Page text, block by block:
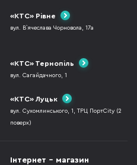
«КТС» Рівне
вул. В`ячеслава Чорновола, 17а
«КТС» Тернопіль
вул. Сагайдачного, 1
«КТС» Луцьк
вул. Сухомлинського, 1, ТРЦ ПортCity (2
поверх)
Інтернет - магазин